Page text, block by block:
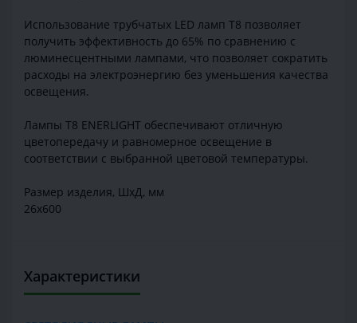
Использование трубчатых LED ламп Т8 позволяет
получить эффективность до 65% по сравнению с
люминесцентными лампами, что позволяет сократить
расходы на электроэнергию без уменьшения качества
освещения.
Лампы Т8 ENERLIGHT обеспечивают отличную
цветопередачу и равномерное освещение в
соответствии с выбранной цветовой температуры.
Размер изделия, ШхД, мм
26х600
Характеристики